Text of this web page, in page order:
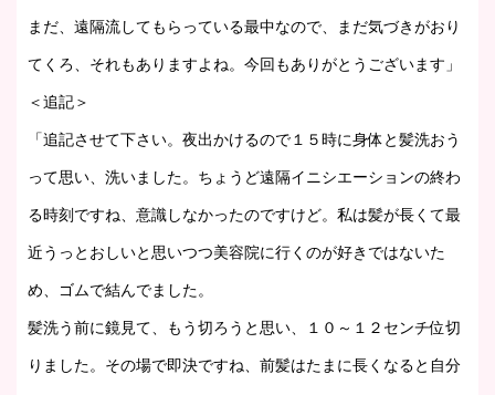
まだ、遠隔流してもらっている最中なので、まだ気づきがおり
てくろ、それもありますよね。今回もありがとうございます」
＜追記＞
「追記させて下さい。夜出かけるので１５時に身体と髪洗おう
って思い、洗いました。ちょうど遠隔イニシエーションの終わ
る時刻ですね、意識しなかったのですけど。私は髪が長くて最
近うっとおしいと思いつつ美容院に行くのが好きではないた
め、ゴムで結んでました。
髪洗う前に鏡見て、もう切ろうと思い、１０～１２センチ位切
りました。その場で即決ですね、前髪はたまに長くなると自分